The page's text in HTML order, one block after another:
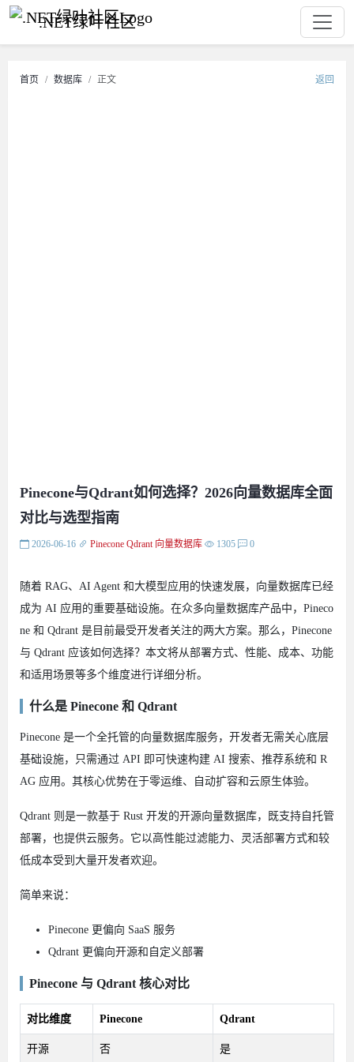
.NET绿叶社区
首页 数据库 正文 返回
Pinecone与Qdrant如何选择？2026向量数据库全面
对比与选型指南
2026-06-16 Pinecone Qdrant 向量数据库 1305 0
随着 RAG、AI Agent 和大模型应用的快速发展，向量数据库已经
成为 AI 应用的重要基础设施。在众多向量数据库产品中，Pineco
ne 和 Qdrant 是目前最受开发者关注的两大方案。那么，Pinecone
与 Qdrant 应该如何选择？本文将从部署方式、性能、成本、功能
和适用场景等多个维度进行详细分析。
什么是 Pinecone 和 Qdrant
Pinecone 是一个全托管的向量数据库服务，开发者无需关心底层
基础设施，只需通过 API 即可快速构建 AI 搜索、推荐系统和 R
AG 应用。其核心优势在于零运维、自动扩容和云原生体验。
Qdrant 则是一款基于 Rust 开发的开源向量数据库，既支持自托管
部署，也提供云服务。它以高性能过滤能力、灵活部署方式和较
低成本受到大量开发者欢迎。
简单来说：
Pinecone 更偏向 SaaS 服务
Qdrant 更偏向开源和自定义部署
Pinecone 与 Qdrant 核心对比
对比维度 Pinecone Qdrant
开源 否 是